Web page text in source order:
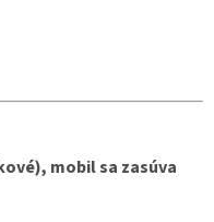
mobil sa zasúva